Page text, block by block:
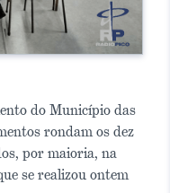
do Município das
rondam os dez
por maioria, na
se realizou ontem